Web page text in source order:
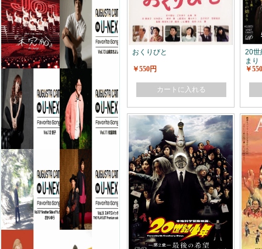
おくりびと
￥550円
カートに入れる
20世
まり
￥